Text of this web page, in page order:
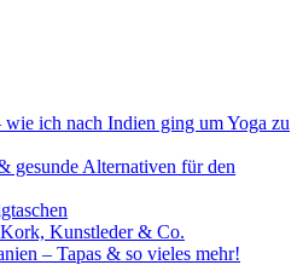
ich nach Indien ging um Yoga zu
gesunde Alternativen für den
Kunstleder & Co.
– Tapas & so vieles mehr!